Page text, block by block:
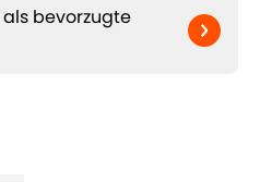
als bevorzugte